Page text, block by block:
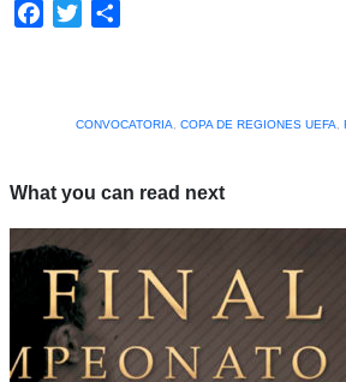
Facebook
Twitter
CONVOCATORIA
COPA DE REGIONES UEFA
What you can read next